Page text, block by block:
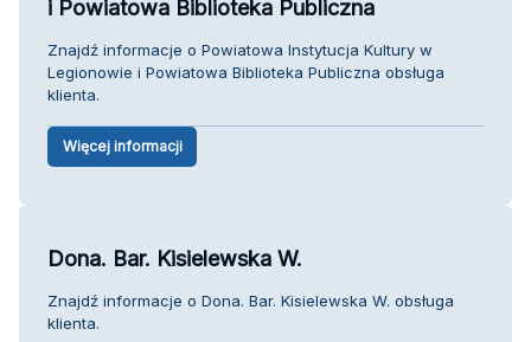
i Powiatowa Biblioteka Publiczna
Znajdź informacje o Powiatowa Instytucja Kultury w
Legionowie i Powiatowa Biblioteka Publiczna obsługa
klienta.
Więcej informacji
Dona. Bar. Kisielewska W.
Znajdź informacje o Dona. Bar. Kisielewska W. obsługa
klienta.